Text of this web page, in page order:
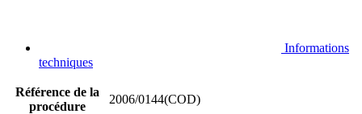
Informations
techniques
Référence de la
procédure
2006/0144(COD)